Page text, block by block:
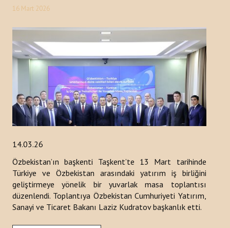
16 Mart 2026
14.03.26
Özbekistan’ın başkenti Taşkent’te 13 Mart tarihinde
Türkiye ve Özbekistan arasındaki yatırım iş birliğini
geliştirmeye yönelik bir yuvarlak masa toplantısı
düzenlendi. Toplantıya Özbekistan Cumhuriyeti Yatırım,
Sanayi ve Ticaret Bakanı Laziz Kudratov başkanlık etti.